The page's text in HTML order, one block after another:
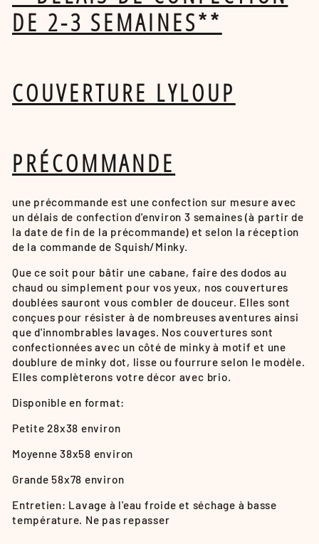
DE 2-3 SEMAINES**
COUVERTURE LYLOUP
PRÉCOMMANDE
une précommande est une confection sur mesure avec
un délais de confection d'environ 3 semaines (à partir de
la date de fin de la précommande) et selon la réception
de la commande de Squish/Minky.
Que ce soit pour bâtir une cabane, faire des dodos au
chaud ou simplement pour vos yeux, nos couvertures
doublées sauront vous combler de douceur. Elles sont
conçues pour résister à de nombreuses aventures ainsi
que d'innombrables lavages. Nos couvertures sont
confectionnées avec un côté de minky à motif et une
doublure de minky dot, lisse ou fourrure selon le modèle.
Elles complèterons votre décor avec brio.
Disponible en format:
Petite 28x38 environ
Moyenne 38x58 environ
Grande 58x78 environ
Entretien: Lavage à l'eau froide et séchage à basse
température. Ne pas repasser